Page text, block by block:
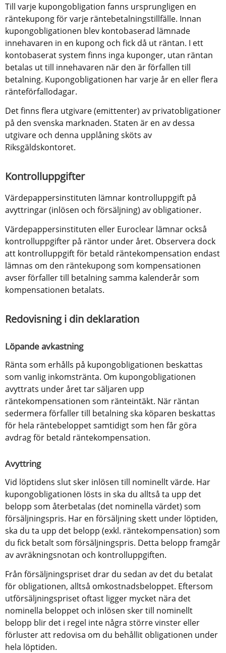
Till varje kupongobligation fanns ursprungligen en
räntekupong för varje räntebetalningstillfälle. Innan
kupongobligationen blev kontobaserad lämnade
innehavaren in en kupong och fick då ut räntan. I ett
kontobaserat system finns inga kuponger, utan räntan
betalas ut till innehavaren när den är förfallen till
betalning. Kupongobligationen har varje år en eller flera
ränteförfallodagar.
Det finns flera utgivare (emittenter) av privatobligationer
på den svenska marknaden. Staten är en av dessa
utgivare och denna upplåning sköts av
Riksgäldskontoret.
Kontrolluppgifter
Värdepappersinstituten lämnar kontrolluppgift på
avyttringar (inlösen och försäljning) av obligationer.
Värdepappersinstituten eller Euroclear lämnar också
kontrolluppgifter på räntor under året. Observera dock
att kontrolluppgift för betald räntekompensation endast
lämnas om den räntekupong som kompensationen
avser förfaller till betalning samma kalenderår som
kompensationen betalats.
Redovisning i din deklaration
Löpande avkastning
Ränta som erhålls på kupongobligationen beskattas
som vanlig inkomstränta. Om kupongobligationen
avyttrats under året tar säljaren upp
räntekompensationen som ränteintäkt. När räntan
sedermera förfaller till betalning ska köparen beskattas
för hela räntebeloppet samtidigt som hen får göra
avdrag för betald räntekompensation.
Avyttring
Vid löptidens slut sker inlösen till nominellt värde. Har
kupongobligationen lösts in ska du alltså ta upp det
belopp som återbetalas (det nominella värdet) som
försäljningspris. Har en försäljning skett under löptiden,
ska du ta upp det belopp (exkl. räntekompensation) som
du fick betalt som försäljningspris. Detta belopp framgår
av avräkningsnotan och kontrolluppgiften.
Från försäljningspriset drar du sedan av det du betalat
för obligationen, alltså omkostnadsbeloppet. Eftersom
utförsäljningspriset oftast ligger mycket nära det
nominella beloppet och inlösen sker till nominellt
belopp blir det i regel inte några större vinster eller
förluster att redovisa om du behållit obligationen under
hela löptiden.